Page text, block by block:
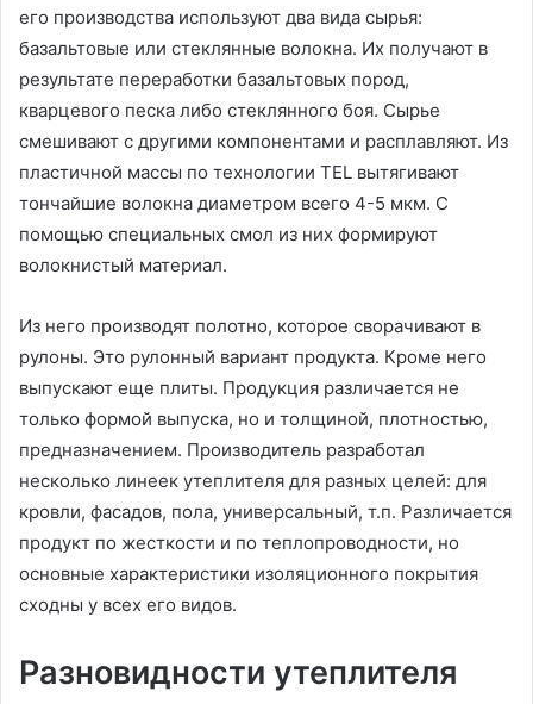
его производства используют два вида сырья:
базальтовые или стеклянные волокна. Их получают в
результате переработки базальтовых пород,
кварцевого песка либо стеклянного боя. Сырье
смешивают с другими компонентами и расплавляют. Из
пластичной массы по технологии TEL вытягивают
тончайшие волокна диаметром всего 4-5 мкм. С
помощью специальных смол из них формируют
волокнистый материал.
Из него производят полотно, которое сворачивают в
рулоны. Это рулонный вариант продукта. Кроме него
выпускают еще плиты. Продукция различается не
только формой выпуска, но и толщиной, плотностью,
предназначением. Производитель разработал
несколько линеек утеплителя для разных целей: для
кровли, фасадов, пола, универсальный, т.п. Различается
продукт по жесткости и по теплопроводности, но
основные характеристики изоляционного покрытия
сходны у всех его видов.
Разновидности утеплителя